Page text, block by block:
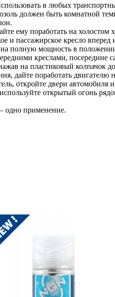
в любых
должен быть комнатной
ему поработать на холостом
и пассажирское кресло
полную мощность в
креслами, посередине
на пластиковый колпачок
дайте поработать двигателю
откройте двери автомобиля
открытый огонь рядом
одно применение.